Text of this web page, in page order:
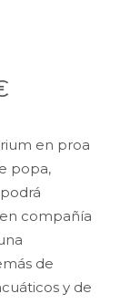
en proa
popa,
compañía
de
y de